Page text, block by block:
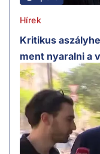
Hírek
Kritikus
ment nyaralni a